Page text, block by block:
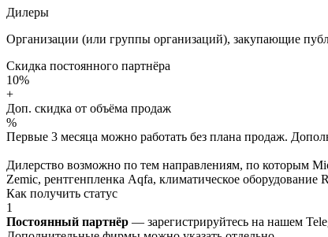
Дилеры
Организации (или группы организаций), закупающие
Скидка постоянного партнёра
10%
+
Доп. скидка от объёма продаж
%
Первые 3 месяца можно работать без плана продаж.
Дилерство возможно по тем направлениям, по которым
Zemic, рентгенпленка Aqfa, климатическое оборудование
Как получить статус
1
Постоянный партнёр — зарегистрируйтесь на нашем